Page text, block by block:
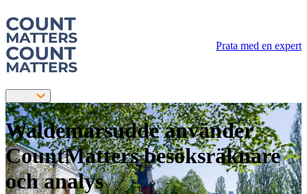
Prata med en expert
Waldemarsudde använder
CountMatters besöksräknare
och analys